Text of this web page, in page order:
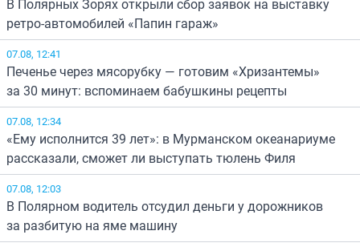
В Полярных Зорях открыли сбор заявок на выставку
ретро-автомобилей «Папин гараж»
07.08, 12:41
Печенье через мясорубку — готовим «Хризантемы»
за 30 минут: вспоминаем бабушкины рецепты
07.08, 12:34
«Ему исполнится 39 лет»: в Мурманском океанариуме
рассказали, сможет ли выступать тюлень Филя
07.08, 12:03
В Полярном водитель отсудил деньги у дорожников
за разбитую на яме машину